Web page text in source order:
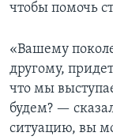
чтобы помочь
«Вашему
другому,
что мы
будем? —
ситуацию, вы